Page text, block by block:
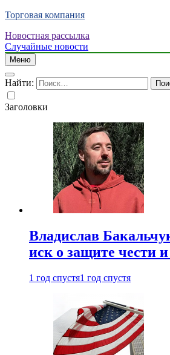
Торговая компания
Новостная рассылка
Случайные новости
Меню
Найти:
Заголовки
Владислав
иск о защите чести
1 год спустя1 год спустя